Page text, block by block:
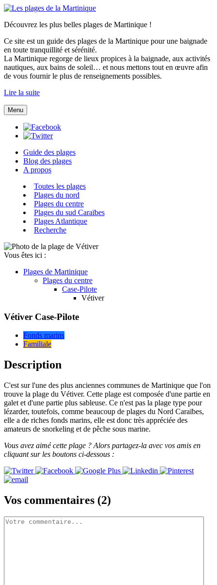
Découvrez les plus belles plages de Martinique !
Ce site est un guide des plages de la Martinique pour une baignade
en toute tranquillité et sérénité.
La Martinique regorge de lieux propices à la baignade, aux activités
nautiques, aux bains de soleil… et nous mettons tout en œuvre afin
de vous fournir le plus de renseignements possibles.
Lire la suite
Menu
Guide des plages
Blog des plages
A propos
Toutes les plages
Plages du nord
Plages du centre
Plages du sud Caraïbes
Plages Atlantique
Recherche
Vous êtes ici :
Plages de Martinique
Plages du centre
Case-Pilote
Vétiver
Vétiver Case-Pilote
Fonds marins
Familiale
Description
C'est sur l'une des plus anciennes communes de Martinique que l'on
trouve la plage du Vétiver. Cette plage est composée d'une partie en
galet et d'une partie plus sableuse. Ce n'est pas la plage type pour
lézarder, toutefois, comme beaucoup de plages du Nord Caraïbes,
elle a de riches fonds marins, elle est donc très appréciée des
amateurs de snorkeling et de pêche sous marine.
Vous avez aimé cette plage ? Alors partagez-la avec vos amis en
cliquant sur les boutons ci-dessous :
Vos commentaires (2)